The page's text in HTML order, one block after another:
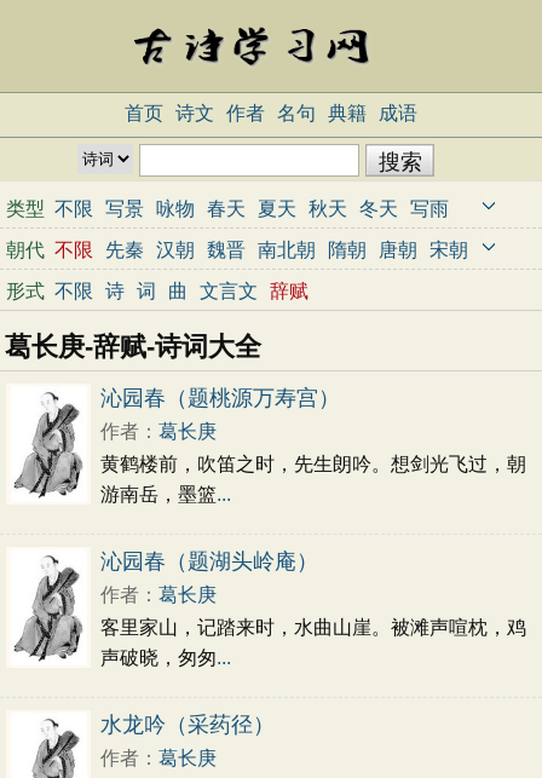
首页 诗文 作者 名句 典籍 成语
类型 不限 写景 咏物 春天 夏天 秋天 冬天
写雨
写雪
写风 写花 梅花 荷花 菊花 柳树
月亮
山水 写山 写水 长江 黄河 儿童 写鸟
写马
田园 边塞 地名 抒情 爱国 离别 送别 思乡
思念 爱情 励志 哲理 闺怨
母亲 友情 战争 读书 惜时 婉约 豪放 诗经
民谣
节日 春节 元宵节 寒食节
端午节
七夕节 中秋节
咏史怀古
宋词精选 小学古诗
初中古诗
初中文言文
高中文言文
古诗十九首
唐诗三百首
古诗三百首
朝代 不限 先秦 汉朝 魏晋 南北朝 隋朝 唐朝
宋朝
元朝
明朝 清朝 近代 当代
形式 不限 诗 词 曲 文言文 辞赋
葛长庚-辞赋-诗词大全
沁园春（题桃源万寿宫）
作者： 葛长庚
黄鹤楼前，吹笛之时，先生朗吟。想剑光飞过，朝
游南岳，墨篮...
沁园春（题湖头岭庵）
作者： 葛长庚
客里家山，记踏来时，水曲山崖。被滩声喧枕，鸡
声破晓，匆匆...
水龙吟（采药径）
作者： 葛长庚